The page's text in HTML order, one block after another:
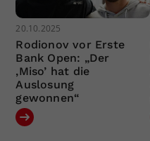
20.10.2025
Rodionov vor Erste
Bank Open: „Der
‚Miso’ hat die
Auslosung
gewonnen“